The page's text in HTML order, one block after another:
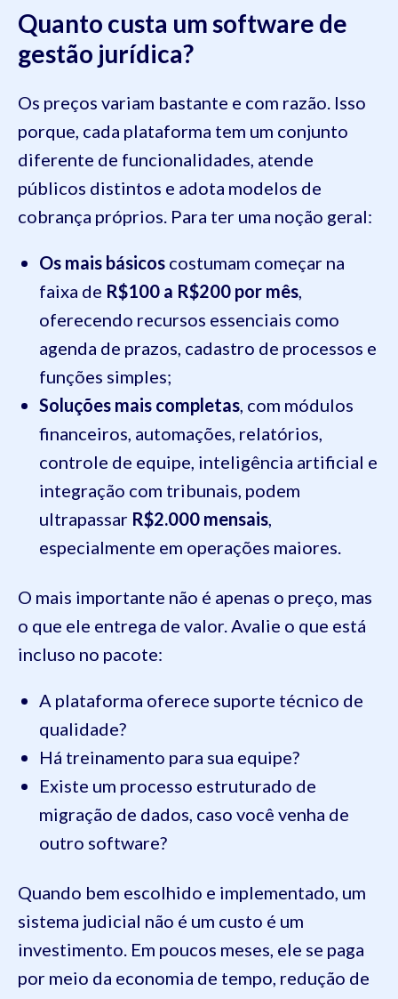
Quanto custa um software de
gestão jurídica?
Os preços variam bastante e com razão. Isso
porque, cada plataforma tem um conjunto
diferente de funcionalidades, atende
públicos distintos e adota modelos de
cobrança próprios. Para ter uma noção geral:
Os mais básicos costumam começar na
faixa de R$100 a R$200 por mês,
oferecendo recursos essenciais como
agenda de prazos, cadastro de processos e
funções simples;
Soluções mais completas, com módulos
financeiros, automações, relatórios,
controle de equipe, inteligência artificial e
integração com tribunais, podem
ultrapassar R$2.000 mensais,
especialmente em operações maiores.
O mais importante não é apenas o preço, mas
o que ele entrega de valor. Avalie o que está
incluso no pacote:
A plataforma oferece suporte técnico de
qualidade?
Há treinamento para sua equipe?
Existe um processo estruturado de
migração de dados, caso você venha de
outro software?
Quando bem escolhido e implementado, um
sistema judicial não é um custo é um
investimento. Em poucos meses, ele se paga
por meio da economia de tempo, redução de